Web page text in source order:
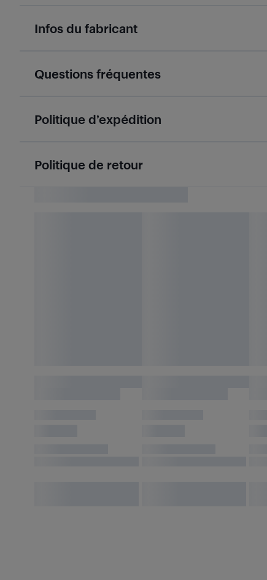
Infos du fabricant
Questions fréquentes
Politique d’expédition
Politique de retour